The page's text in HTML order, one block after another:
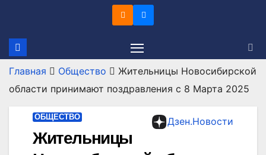
содержимому
Главная Общество
Жительницы Новосибирской
области принимают поздравления с 8 Марта 2025
Дзен.Новости
ОБЩЕСТВО
Жительницы